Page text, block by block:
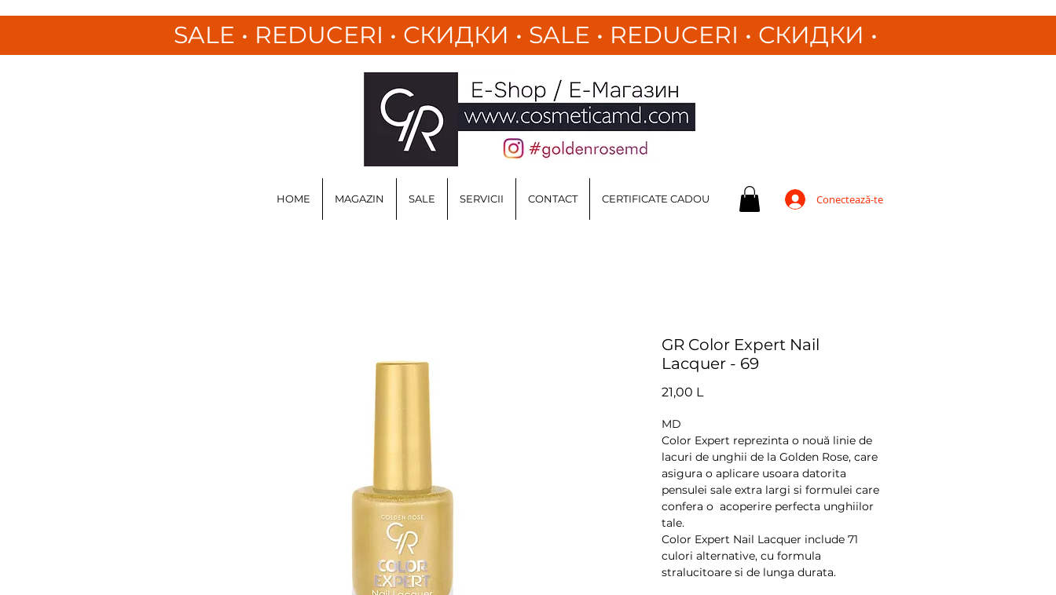
SALE • REDUCERI • СКИДКИ • SALE • REDUCERI • СКИДКИ •
HOME MAGAZIN SALE SERVICII CONTACT CERTIFICATE CADOU Conectează-te
GR Color Expert Nail
Lacquer - 69
21,00 L
MD
Color Expert reprezinta o nouă linie de
lacuri de unghii de la Golden Rose, care
asigura o aplicare usoara datorita
pensulei sale extra largi si formulei care
confera o  acoperire perfecta unghiilor
tale.
Color Expert Nail Lacquer include 71
culori alternative, cu formula
stralucitoare si de lunga durata.